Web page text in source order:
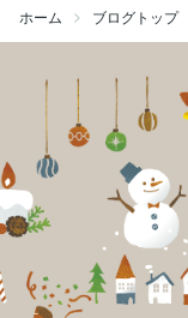
ホーム ブログトップ